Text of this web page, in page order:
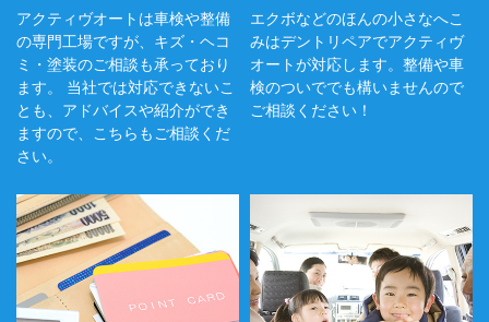
アクティヴオートは車検や整備
の専門工場ですが、キズ・ヘコ
ミ・塗装のご相談も承っており
ます。 当社では対応できないこ
とも、アドバイスや紹介ができ
ますので、こちらもご相談くだ
さい。
エクボなどのほんの小さなへこ
みはデントリペアでアクティヴ
オートが対応します。整備や車
検のついででも構いませんので
ご相談ください！